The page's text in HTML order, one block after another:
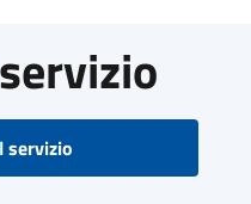
servizio